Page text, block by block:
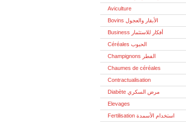
Aviculture
Bovins الأبقار والعجول
Business أفكار للاستثمار
Céréales الحبوب
Champignons الفطر
Chaumes de céréales
Contractualisation
Diabète مرض السكري
Elevages
Fertilisation استخدام الأسمدة